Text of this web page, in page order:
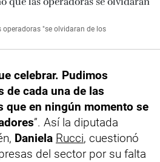
operadoras "se olvidaran de los
celebrar. Pudimos
de cada una de las
que en ningún momento se
”. Así la diputada
Daniela Rucci, cuestionó
del sector por su falta